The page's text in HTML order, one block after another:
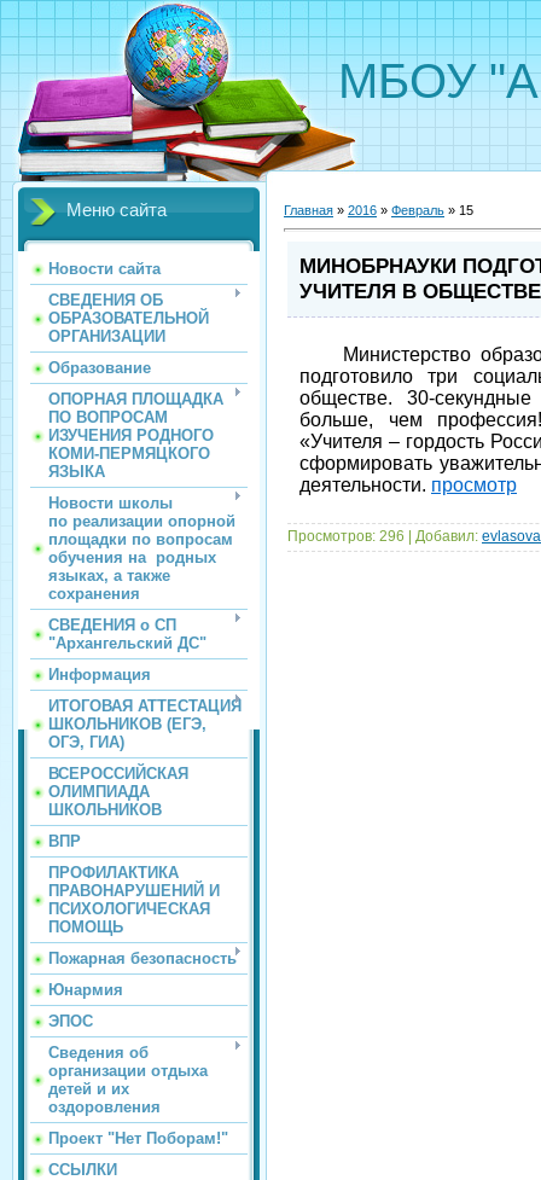
МБОУ
Меню сайта
Новости сайта
СВЕДЕНИЯ ОБ
ОБРАЗОВАТЕЛЬНОЙ
ОРГАНИЗАЦИИ
Образование
ОПОРНАЯ ПЛОЩАДКА
ПО ВОПРОСАМ
ИЗУЧЕНИЯ РОДНОГО
КОМИ-ПЕРМЯЦКОГО
ЯЗЫКА
Новости школы
по реализации опорной
площадки по вопросам
обучения на родных
языках, а также
сохранения
СВЕДЕНИЯ о СП
"Архангельский ДС"
Информация
ИТОГОВАЯ АТТЕСТАЦИЯ
ШКОЛЬНИКОВ (ЕГЭ,
ОГЭ, ГИА)
ВСЕРОССИЙСКАЯ
ОЛИМПИАДА
ШКОЛЬНИКОВ
ВПР
ПРОФИЛАКТИКА
ПРАВОНАРУШЕНИЙ И
ПСИХОЛОГИЧЕСКАЯ
ПОМОЩЬ
Пожарная безопасность
Юнармия
ЭПОС
Сведения об
организации отдыха
детей и их
оздоровления
Проект "Нет Поборам!"
ССЫЛКИ
Главная » 2016 » Февраль » 15
МИНОБРНАУКИ
УЧИТЕЛЯ В ОБЩЕСТВЕ
Министерство
подготовило три
обществе. 30-
больше, чем
«Учителя – гордость
сформировать
деятельности. просмотр
Просмотров: 296 Добавил: